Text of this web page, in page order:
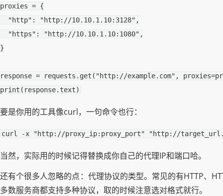
proxies = {
"http" : "http://10.10.1.10:3128" ,
"https" : "http://10.10.1.10:1080" ,
}
response = requests . get ( "http://example.com" , proxies=
print ( response. text)
要是你用的工具像curl，一句命令也行：
当然，实际用的时候记得替换成你自己的代理IP和端口哈。
还有个很多人忽略的点：代理协议的类型。常见的有HTTP、
多数服务商都支持多种协议，取的时候注意选对格式就行。